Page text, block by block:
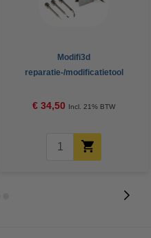
Modifi3d
reparatie-/modificatietool
€ 34,50 Incl. 21% BTW